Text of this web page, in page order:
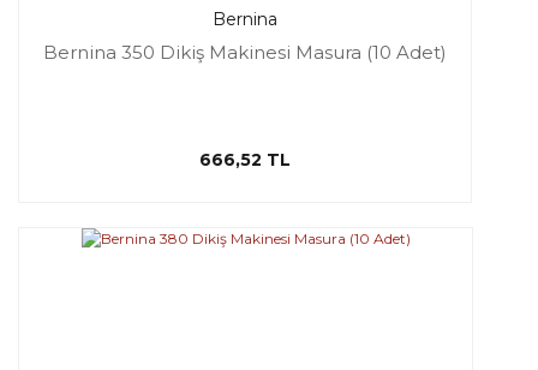
Bernina
Bernina 350 Dikiş Makinesi Masura (10 Adet)
666,52 TL